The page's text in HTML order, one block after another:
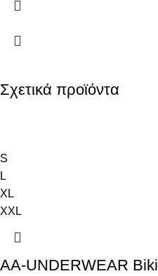
Σχετικά προϊόντα
S
L
XL
XXL
AA-UNDERWEAR